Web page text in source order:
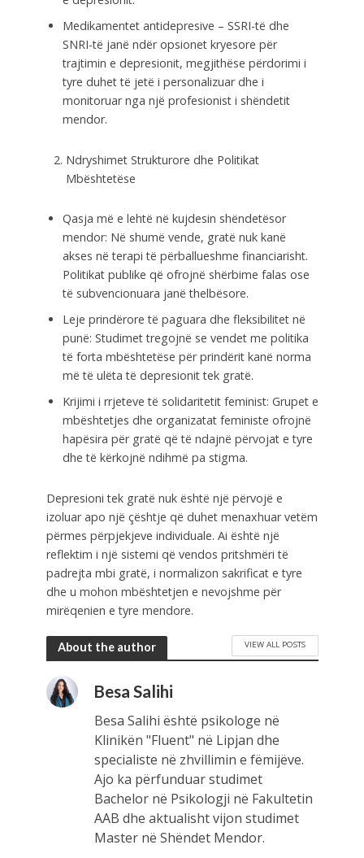
Medikamentet antidepresive – SSRI-të dhe
SNRI-të janë ndër opsionet kryesore për
trajtimin e depresionit, megjithëse përdorimi i
tyre duhet të jetë i personalizuar dhe i
monitoruar nga një profesionist i shëndetit
mendor.
Ndryshimet Strukturore dhe Politikat
Mbështetëse
Qasja më e lehtë në kujdesin shëndetësor
mendor: Në shumë vende, gratë nuk kanë
akses në terapi të përballueshme financiarisht.
Politikat publike që ofrojnë shërbime falas ose
të subvencionuara janë thelbësore.
Leje prindërore të paguara dhe fleksibilitet në
punë: Studimet tregojnë se vendet me politika
të forta mbështetëse për prindërit kanë norma
më të ulëta të depresionit tek gratë.
Krijimi i rrjeteve të solidaritetit feminist: Grupet e
mbështetjes dhe organizatat feministe ofrojnë
hapësira për gratë që të ndajnë përvojat e tyre
dhe të kërkojnë ndihmë pa stigma.
Depresioni tek gratë nuk është një përvojë e
izoluar apo një çështje që duhet menaxhuar vetëm
përmes përpjekjeve individuale. Ai është një
reflektim i një sistemi që vendos pritshmëri të
padrejta mbi gratë, i normalizon sakrificat e tyre
dhe u mohon mbështetjen e nevojshme për
mirëqenien e tyre mendore.
About the author VIEW ALL POSTS
Besa Salihi
Besa Salihi është psikologe në
Klinikën "Fluent" në Lipjan dhe
specialiste në zhvillimin e fëmijëve.
Ajo ka përfunduar studimet
Bachelor në Psikologji në Fakultetin
AAB dhe aktualisht vijon studimet
Master në Shëndet Mendor.